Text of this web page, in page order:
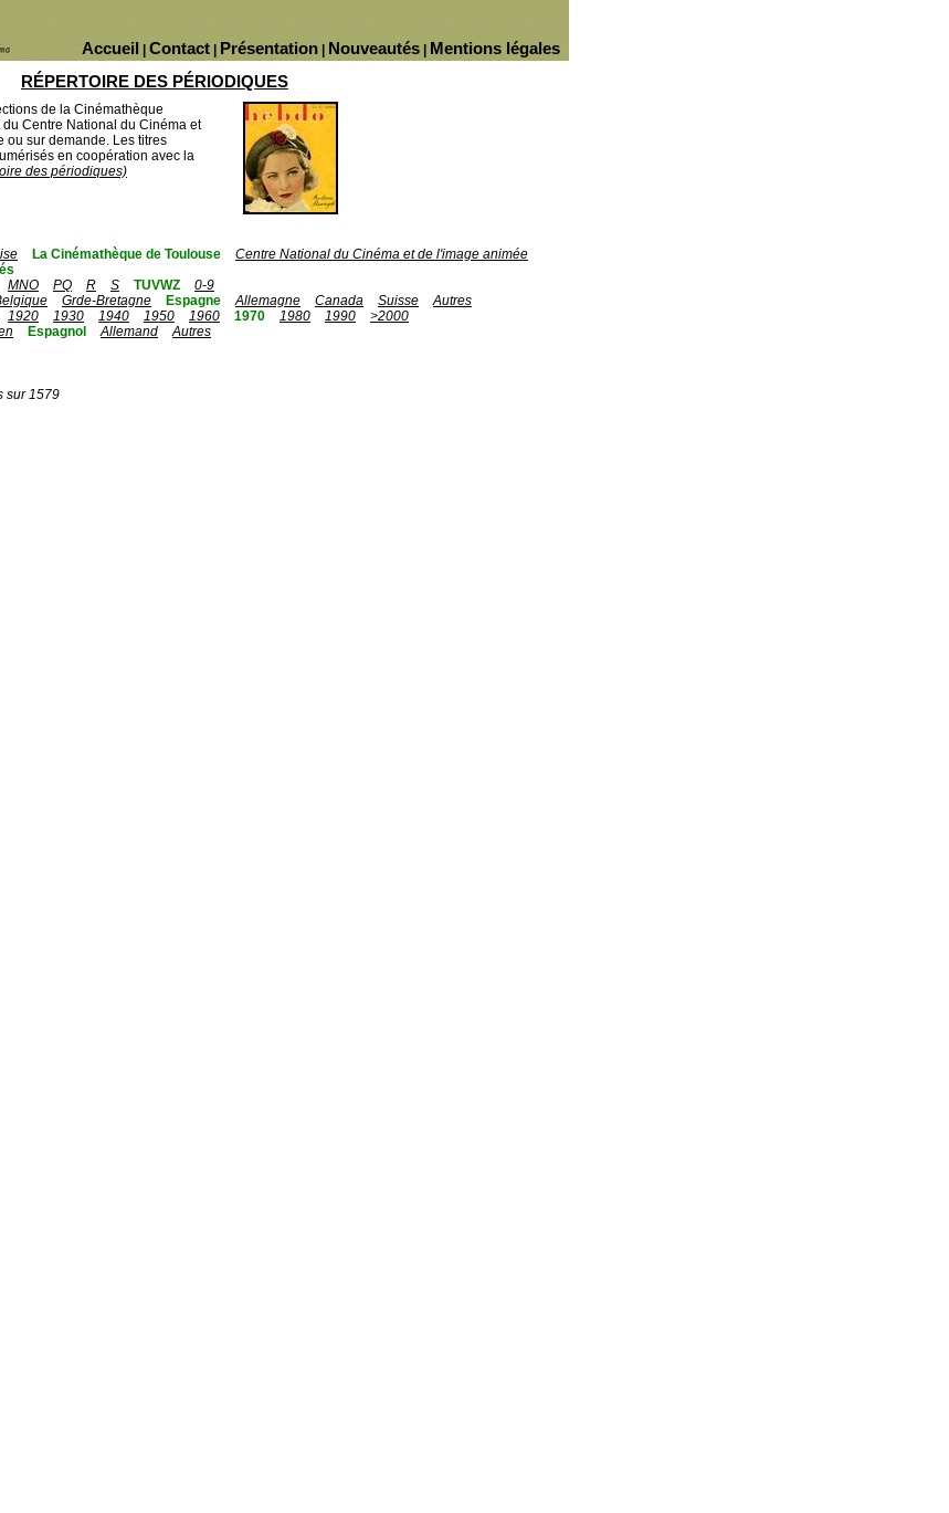
Mentions légales
Nouveautés
Présentation
Contact
Accueil
RÉPERTOIRE DES PÉRIODIQUES
de la Cinémathèque
Centre National du Cinéma et
ou sur demande. Les titres
en coopération avec la
des périodiques)
La Cinémathèque de Toulouse
Centre National du Cinéma et de l'image animée
MNO PQ R S TUVWZ
0-9
Grde-Bretagne Espagne Allemagne Canada Suisse
Autres
1920 1930 1940 1950 1960 1970 1980 1990
>2000
Espagnol Allemand
Autres
sur 1579